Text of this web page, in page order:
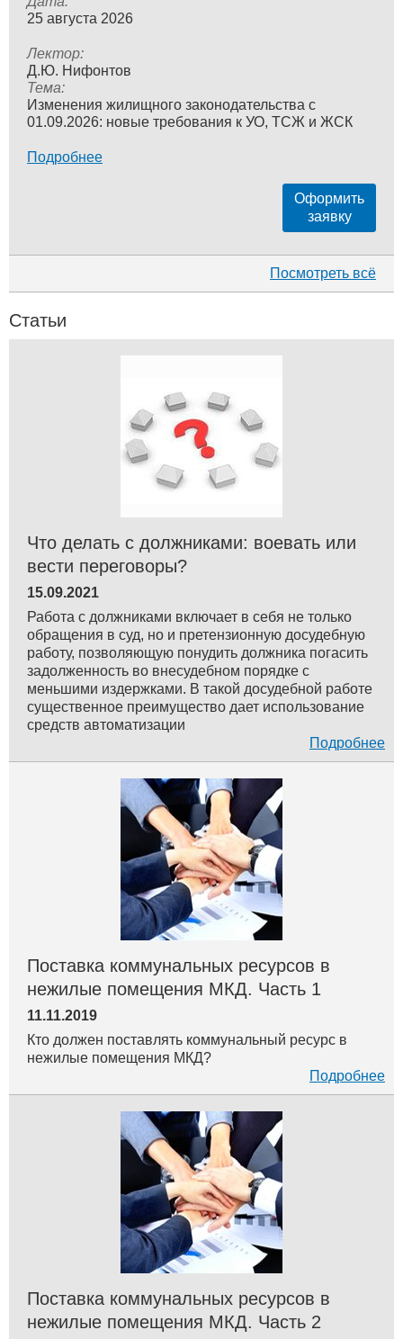
25 августа 2026
Лектор:
Д.Ю. Нифонтов
Тема:
Изменения жилищного законодательства с
01.09.2026: новые требования к УО, ТСЖ и ЖСК
Подробнее
Оформить
заявку
Посмотреть всё
Статьи
Что делать с должниками: воевать или
вести переговоры?
15.09.2021
Работа с должниками включает в себя не только
обращения в суд, но и претензионную досудебную
работу, позволяющую понудить должника погасить
задолженность во внесудебном порядке с
меньшими издержками. В такой досудебной работе
существенное преимущество дает использование
средств автоматизации
Подробнее
Поставка коммунальных ресурсов в
нежилые помещения МКД. Часть 1
11.11.2019
Кто должен поставлять коммунальный ресурс в
нежилые помещения МКД?
Подробнее
Поставка коммунальных ресурсов в
нежилые помещения МКД. Часть 2